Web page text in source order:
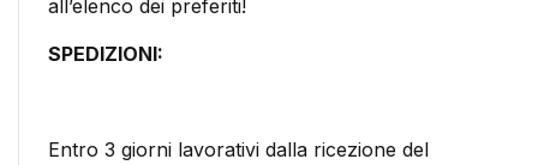
all’elenco dei preferiti!
SPEDIZIONI:
Entro 3 giorni lavorativi dalla ricezione del